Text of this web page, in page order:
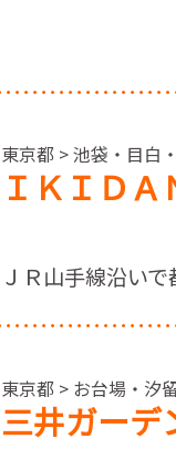
東京都 > 池袋・目白
ＩＫＩＤ
ＪＲ山手線沿い
東京都 > お台場・汐
三井ガーデ